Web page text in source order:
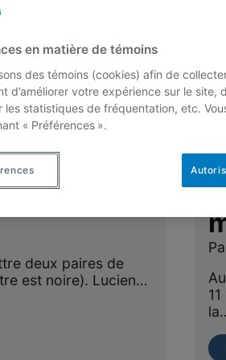
Les
deux paires de
est noire). Lucien…
en matière de témoins
des témoins (cookies) afin de
d’améliorer votre expérience sur le
les statistiques de fréquentation, etc.
« Préférences ».